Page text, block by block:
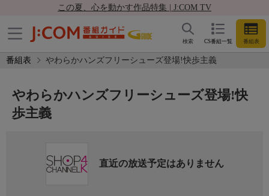
この夏、心を動かす作品特集 | J:COM TV
CS番組一覧 番組表
検索
番組表 やわらかハンズフリーシューズ登場!快歩主義
やわらかハンズフリーシューズ登場!快
歩主義
直近の放送予定はありません